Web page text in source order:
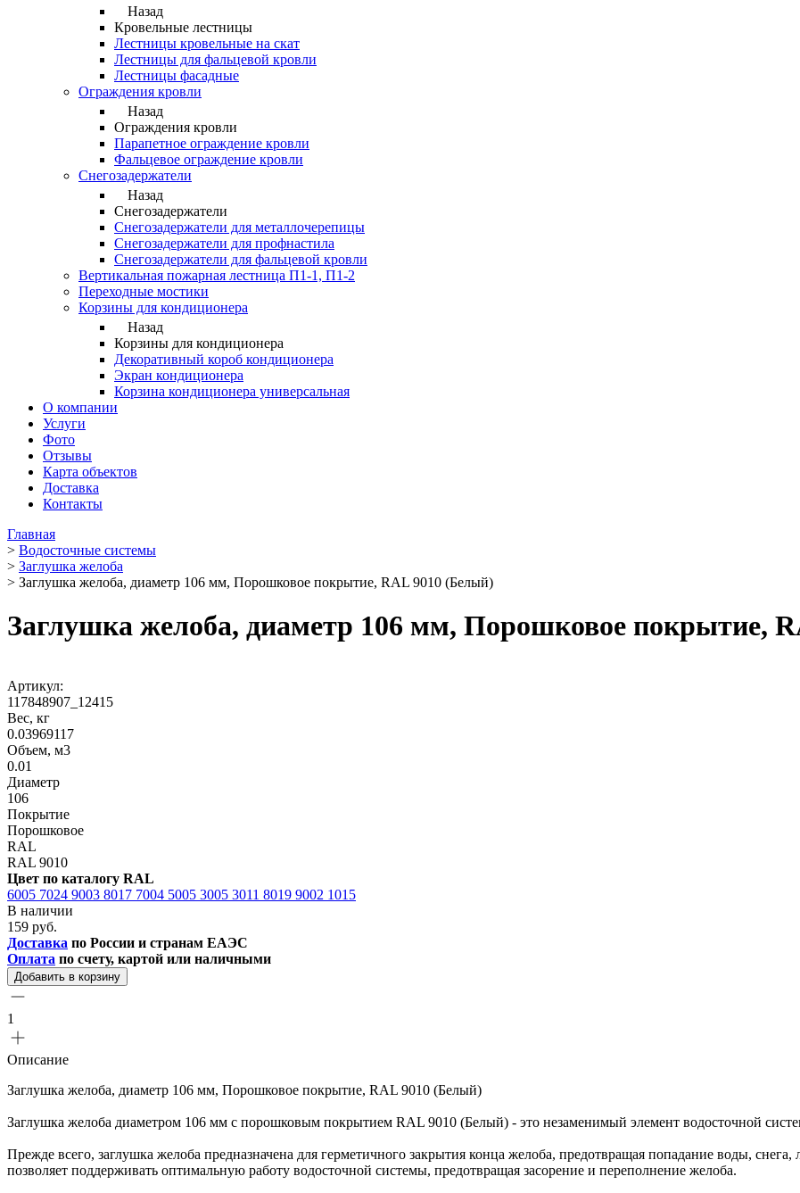
Назад
Кровельные лестницы
Лестницы кровельные на скат
Лестницы для фальцевой кровли
Лестницы фасадные
Ограждения кровли
Назад
Ограждения кровли
Парапетное ограждение кровли
Фальцевое ограждение кровли
Снегозадержатели
Назад
Снегозадержатели
Снегозадержатели для металлочерепицы
Снегозадержатели для профнастила
Снегозадержатели для фальцевой кровли
Вертикальная пожарная лестница П1-1, П1-2
Переходные мостики
Корзины для кондиционера
Назад
Корзины для кондиционера
Декоративный короб кондиционера
Экран кондиционера
Корзина кондиционера универсальная
О компании
Услуги
Фото
Отзывы
Карта объектов
Доставка
Контакты
Главная
> Водосточные системы
> Заглушка желоба
> Заглушка желоба, диаметр 106 мм, Порошковое покрытие, RAL 9010 (Белый)
Заглушка желоба, диаметр 106 мм, Порошковое покрытие,
Артикул:
117848907_12415
Вес, кг
0.03969117
Объем, м3
0.01
Диаметр
106
Покрытие
Порошковое
RAL
RAL 9010
Цвет по каталогу RAL
6005 7024 9003 8017 7004 5005 3005 3011 8019 9002 1015
В наличии
159 руб.
Доставка по России и странам ЕАЭС
Оплата по счету, картой или наличными
Добавить в корзину
1
Описание
Заглушка желоба, диаметр 106 мм, Порошковое покрытие, RAL 9010 (Белый)
Заглушка желоба диаметром 106 мм с порошковым покрытием RAL 9010 (Белый) - это незаменимый элемент водосточной
Прежде всего, заглушка желоба предназначена для герметичного закрытия конца желоба, предотвращая попадание воды,
позволяет поддерживать оптимальную работу водосточной системы, предотвращая засорение и переполнение желоба.